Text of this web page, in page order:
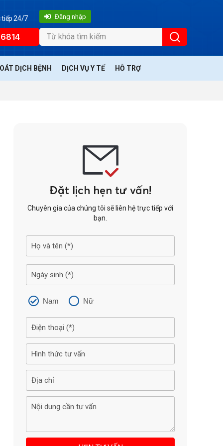
tiếp 24/7 Đăng nhập
DỊCH BỆNH DỊCH VỤ Y TẾ HỖ TRỢ
Đặt lịch hẹn tư vấn!
Chuyên gia của chúng tôi sẽ liên hệ trực tiếp với
bạn.
Nam Nữ